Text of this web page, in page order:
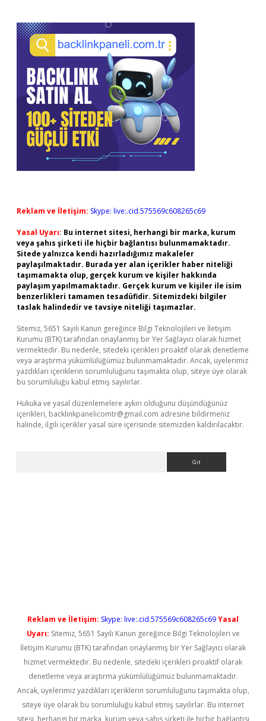
Reklam ve İletişim: Skype: live:.cid.575569c608265c69
Yasal Uyarı: Bu internet sitesi, herhangi bir marka, kurum
veya şahıs şirketi ile hiçbir bağlantısı bulunmamaktadır.
Sitede yalnızca kendi hazırladığımız makaleler
paylaşılmaktadır. Burada yer alan içerikler haber niteliği
taşımamakta olup, gerçek kurum ve kişiler hakkında
paylaşım yapılmamaktadır. Gerçek kurum ve kişiler ile isim
benzerlikleri tamamen tesadüfidir. Sitemizdeki bilgiler
taslak halindedir ve tavsiye niteliği taşımazlar.
Sitemiz, 5651 Sayılı Kanun gereğince Bilgi Teknolojileri ve İletişim
Kurumu (BTK) tarafından onaylanmış bir Yer Sağlayıcı olarak hizmet
vermektedir. Bu nedenle, sitedeki içerikleri proaktif olarak denetleme
veya araştırma yükümlülüğümüz bulunmamaktadır. Ancak, üyelerimiz
yazdıkları içeriklerin sorumluluğunu taşımakta olup, siteye üye olarak
bu sorumluluğu kabul etmiş sayılırlar.
Hukuka ve yasal düzenlemelere aykırı olduğunu düşündüğünüz
içerikleri, backlinkpanelicomtr@gmail.com adresine bildirmeniz
halinde, ilgili içerikler yasal süre içerisinde sitemizden kaldırılacaktır.
Reklam ve İletişim: Skype: live:.cid.575569c608265c69Yasal
Uyarı: Sitemiz, 5651 Sayılı Kanun gereğince Bilgi Teknolojileri ve
İletişim Kurumu (BTK) tarafından onaylanmış bir Yer Sağlayıcı olarak
hizmet vermektedir. Bu nedenle, sitedeki içerikleri proaktif olarak
denetleme veya araştırma yükümlülüğümüz bulunmamaktadır.
Ancak, üyelerimiz yazdıkları içeriklerin sorumluluğunu taşımakta olup,
siteye üye olarak bu sorumluluğu kabul etmiş sayılırlar. Bu internet
sitesi, herhangi bir marka, kurum veya şahıs şirketi ile hiçbir bağlantısı